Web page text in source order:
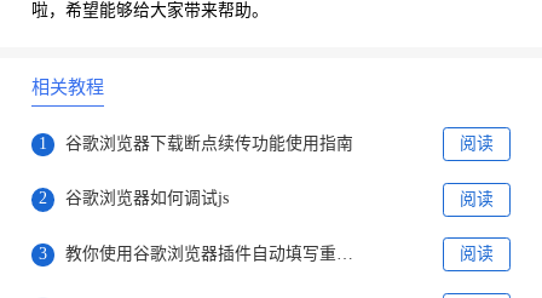
啦，希望能够给大家带来帮助。
相关教程
1 谷歌浏览器下载断点续传功能使用指南 阅读
2 谷歌浏览器如何调试js 阅读
3 阅读